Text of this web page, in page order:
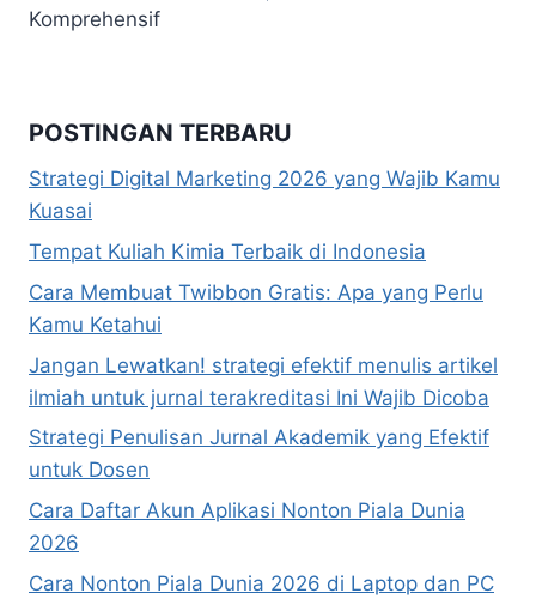
Komprehensif
POSTINGAN TERBARU
Strategi Digital Marketing 2026 yang Wajib Kamu
Kuasai
Tempat Kuliah Kimia Terbaik di Indonesia
Cara Membuat Twibbon Gratis: Apa yang Perlu
Kamu Ketahui
Jangan Lewatkan! strategi efektif menulis artikel
ilmiah untuk jurnal terakreditasi Ini Wajib Dicoba
Strategi Penulisan Jurnal Akademik yang Efektif
untuk Dosen
Cara Daftar Akun Aplikasi Nonton Piala Dunia
2026
Cara Nonton Piala Dunia 2026 di Laptop dan PC